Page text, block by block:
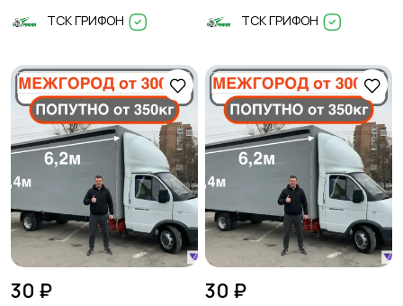
ТСК ГРИФОН ТСК ГРИФОН
30 ₽ 30 ₽